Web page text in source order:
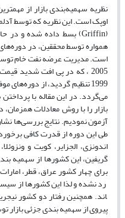
نظریه سهمیهبندی بازار از
اوپک است. این نظریه که توسط
(Griffin) بسط داده شده و در
همواره توسط محققین، در دوره
2005 ، که در پی افت شدید قیمت
1999 تنظیم گردید، از دوره های
میگردد. در این مقاله با
آزمون نمودیم. نتایج بررسیها
طی این دوره از قدرت کافی
اندونزی، الجزایر، کویت و
گریفین، این کشورها از سهمیه
برای چهار کشور عراق، قطر،
رد نشده و لذا این کشورها از
اند. همچنین رفتار دو کشور
پیروی از سهمیه بندی جزئی بازار